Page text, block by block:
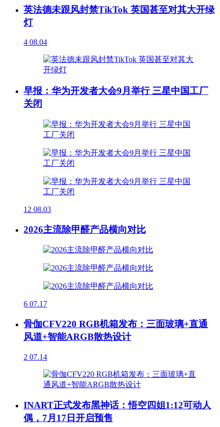
英法德未跟风封禁TikTok 英国甚至对其大开绿
灯
4 08.04
早报：华为开发者大会9月举行 三星中国工厂
关闭
12 08.03
2026主流除甲醛产品横向对比
6 07.17
骨伽CFV220 RGB机箱发布：三面玻璃+直通
风道+智能ARGB散热设计
2 07.14
INART正式发布黑神话：悟空四姐1:12可动人
偶，7月17日开启预售